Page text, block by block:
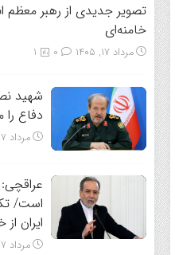
تصویر جدیدی از رهبر معظم
خامنه‌ای
مرداد ۱۷, ۱۴۰۵ 1
شهید
دفاع
مرداد ۱۷, ۱۴۰۵
ایران از
مرداد ۱۷, ۱۴۰۵